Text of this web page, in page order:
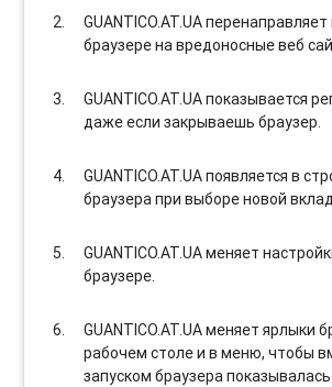
GUANTICO.AT.UA
браузере на вредоносные веб
GUANTICO.AT.UA показывается
даже если закрываешь браузер.
GUANTICO.AT.UA появляется в
браузера при выборе новой
GUANTICO.AT.UA меняет
браузере.
GUANTICO.AT.UA меняет ярлыки
рабочем столе и в меню, чтобы
запуском браузера